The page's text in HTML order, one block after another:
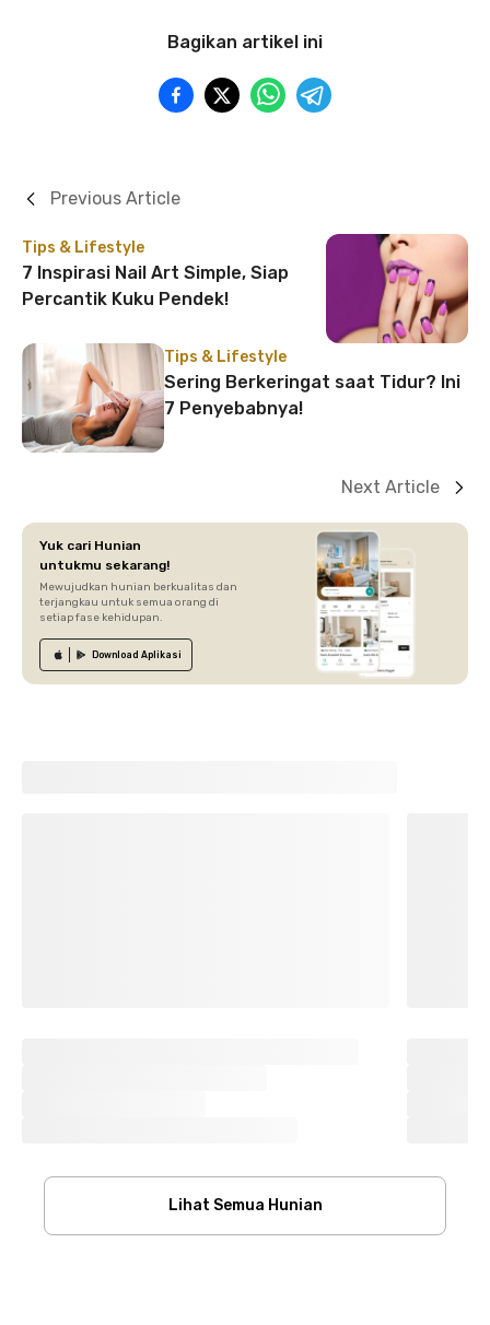
Bagikan artikel ini
Tips & Lifestyle
7 Inspirasi Nail Art Simple, Siap
Percantik Kuku Pendek!
Previous Article
Tips & Lifestyle
Sering Berkeringat saat Tidur? Ini
7 Penyebabnya!
Next Article
Yuk cari Hunian
untukmu sekarang!
Mewujudkan hunian berkualitas dan
terjangkau untuk semua orang di
setiap fase kehidupan.
Download Aplikasi
Lihat Semua Hunian